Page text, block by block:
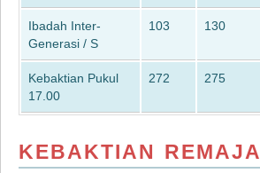
Ibadah Inter-
Generasi / S
103 130
Kebaktian Pukul
17.00
272 275
KEBAKTIAN REMAJA